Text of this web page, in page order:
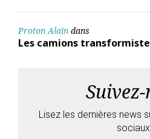
Proton Alain dans
Les camions
Lisez les dernières news